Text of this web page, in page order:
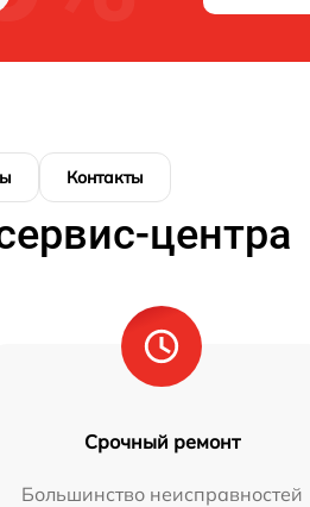
Контакты
центра
Срочный ремонт
Большинство неисправностей